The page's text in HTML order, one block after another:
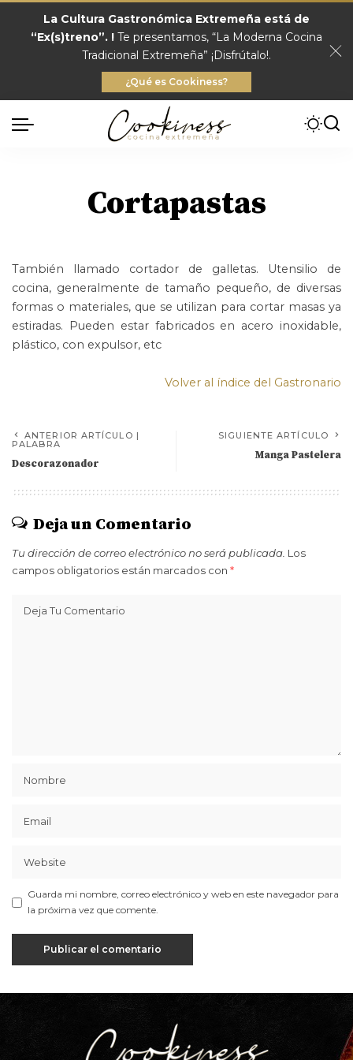
La Cultura Gastronómica Extremeña está de
“Ex(s)treno”. ! Te presentamos, “La Moderna Cocina
Tradicional Extremeña” ¡Disfrútalo!.
¿Qué es Cookiness?
Cortapastas
También llamado cortador de galletas. Utensilio de
cocina, generalmente de tamaño pequeño, de diversas
formas o materiales, que se utilizan para cortar masas ya
estiradas. Pueden estar fabricados en acero inoxidable,
plástico, con expulsor, etc
Volver al índice del Gastronario
ANTERIOR ARTÍCULO |
PALABRA
Descorazonador
SIGUIENTE ARTÍCULO
Manga Pastelera
Deja un Comentario
Tu dirección de correo electrónico no será publicada. Los
campos obligatorios están marcados con *
Guarda mi nombre, correo electrónico y web en este navegador para
la próxima vez que comente.